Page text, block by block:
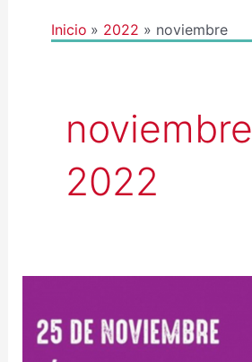
Inicio 2022 noviembre
noviembre
2022